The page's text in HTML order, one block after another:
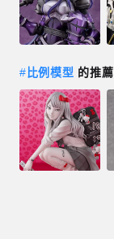
# 比例模型 的推薦